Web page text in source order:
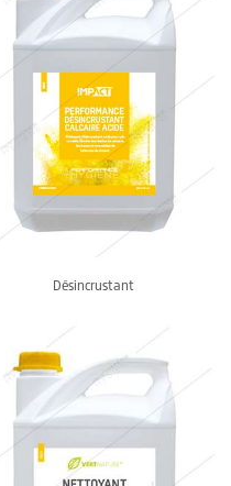
Désincrustant